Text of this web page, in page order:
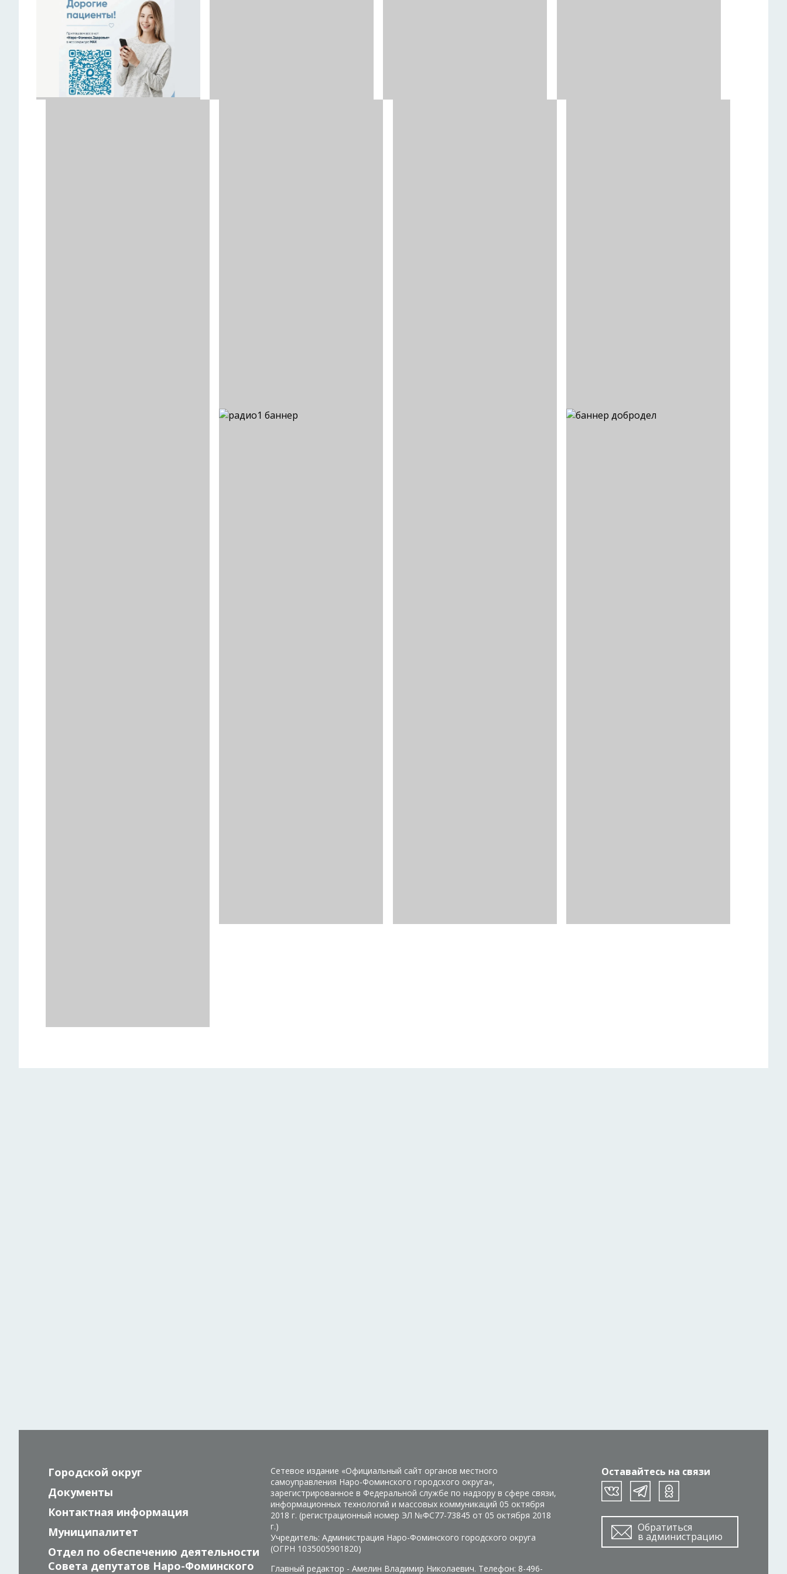
Оставайтесь на связи
Обратиться
в администрацию
Городской округ
Документы
Контактная информация
Муниципалитет
Отдел по обеспечению деятельности
Совета депутатов Наро-Фоминского
Сетевое издание «Официальный сайт органов местного
самоуправления Наро-Фоминского городского округа»,
зарегистрированное в Федеральной службе по надзору в сфере связи,
информационных технологий и массовых коммуникаций 05 октября
2018 г. (регистрационный номер ЭЛ №ФС77-73845 от 05 октября 2018
г.)
Учредитель: Администрация Наро-Фоминского городского округа
(ОГРН 1035005901820)
Главный редактор - Амелин Владимир Николаевич. Телефон: 8-496-